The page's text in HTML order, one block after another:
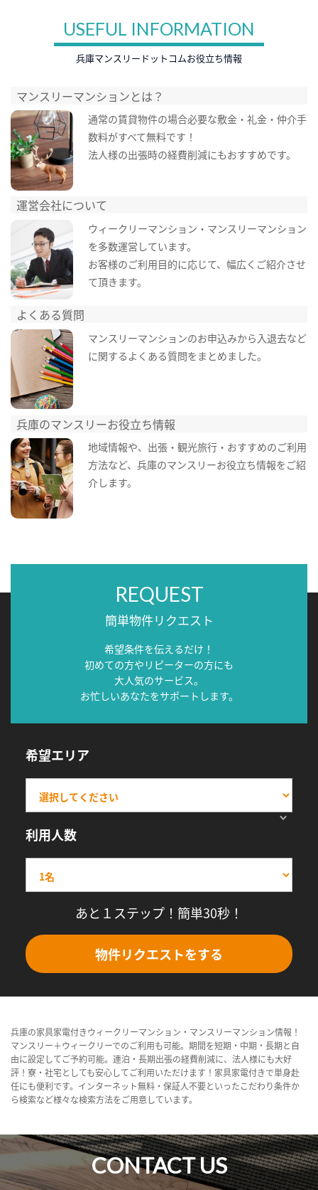
USEFUL INFORMATION
兵庫マンスリードットコムお役立ち情報
マンスリーマンションとは？
通常の賃貸物件の場合必要な敷金・礼金・仲介手
数料がすべて無料です！
法人様の出張時の経費削減にもおすすめです。
運営会社について
ウィークリーマンション・マンスリーマンション
を多数運営しています。
お客様のご利用目的に応じて、幅広くご紹介させ
て頂きます。
よくある質問
マンスリーマンションのお申込みから入退去など
に関するよくある質問をまとめました。
兵庫のマンスリーお役立ち情報
地域情報や、出張・観光旅行・おすすめのご利用
方法など、兵庫のマンスリーお役立ち情報をご紹
介します。
REQUEST
簡単物件リクエスト
希望条件を伝えるだけ！
初めての方やリピーターの方にも
大人気のサービス。
お忙しいあなたをサポートします。
希望エリア
利用人数
あと１ステップ！簡単30秒！
物件リクエストをする
兵庫の家具家電付きウィークリーマンション・マンスリーマンション情報！
マンスリー＋ウィークリーでのご利用も可能。期間を短期・中期・長期と自
由に設定してご予約可能。連泊・長期出張の経費削減に、法人様にも大好
評！寮・社宅としても安心してご利用いただけます！家具家電付きで単身赴
任にも便利です。インターネット無料・保証人不要といったこだわり条件か
ら検索など様々な検索方法をご用意しています。
CONTACT US